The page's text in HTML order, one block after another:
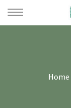
Home